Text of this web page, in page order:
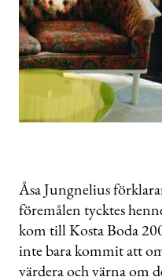
Åsa Jungnelius
föremålen tycktes
kom till Kosta Boda
inte bara kommit att
värdera och värna om